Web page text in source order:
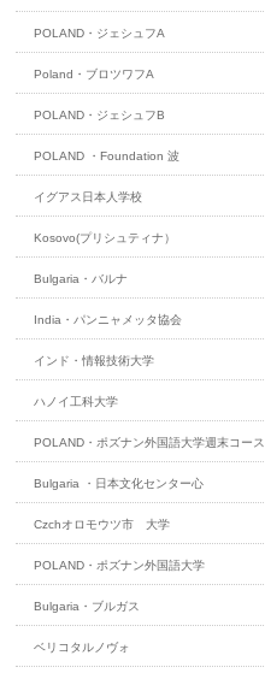
POLAND・ジェシュフA
Poland・ブロツワフA
POLAND・ジェシュフB
POLAND ・Foundation 波
イグアス日本人学校
Kosovo(プリシュティナ）
Bulgaria・バルナ
India・パンニャメッタ協会
インド・情報技術大学
ハノイ工科大学
POLAND・ポズナン外国語大学週末コース
Bulgaria ・日本文化センター心
Czchオロモウツ市 大学
POLAND・ポズナン外国語大学
Bulgaria・ブルガス
ベリコタルノヴォ